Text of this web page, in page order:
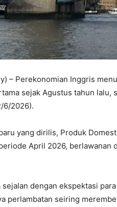
– Perekonomian Inggris
sejak Agustus tahun lalu,
6/2026).
yang dirilis, Produk
April 2026,
dengan ekspektasi
perlambatan seiring